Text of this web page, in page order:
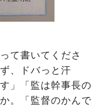
て書いてくださ
、ドバっと汗
」「監は幹事長の
。「監督のかんで